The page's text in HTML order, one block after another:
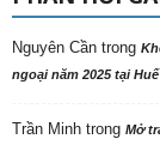
Nguyên Cần trong
ngoại năm 2025 tại Huế
Trần Minh trong Mở